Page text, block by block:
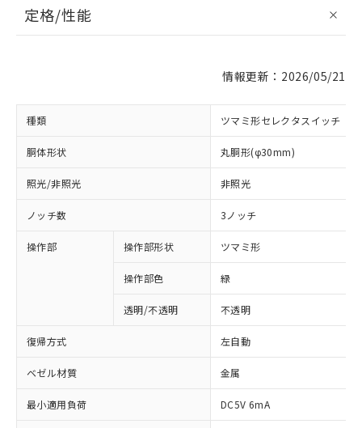
定格/性能
情報更新：2026/05/21
種類 ツマミ形セレクタスイッチ
胴体形状 丸胴形(φ30mm)
照光/非照光 非照光
ノッチ数 3ノッチ
操作部 操作部形状 ツマミ形
操作部色 緑
透明/不透明 不透明
復帰方式 左自動
ベゼル材質 金属
最小適用負荷 DC5V 6mA